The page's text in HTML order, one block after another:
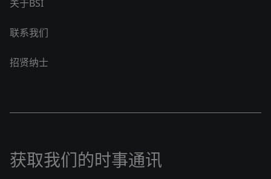
关于BSI
联系我们
招贤纳士
获取我们的时事通讯